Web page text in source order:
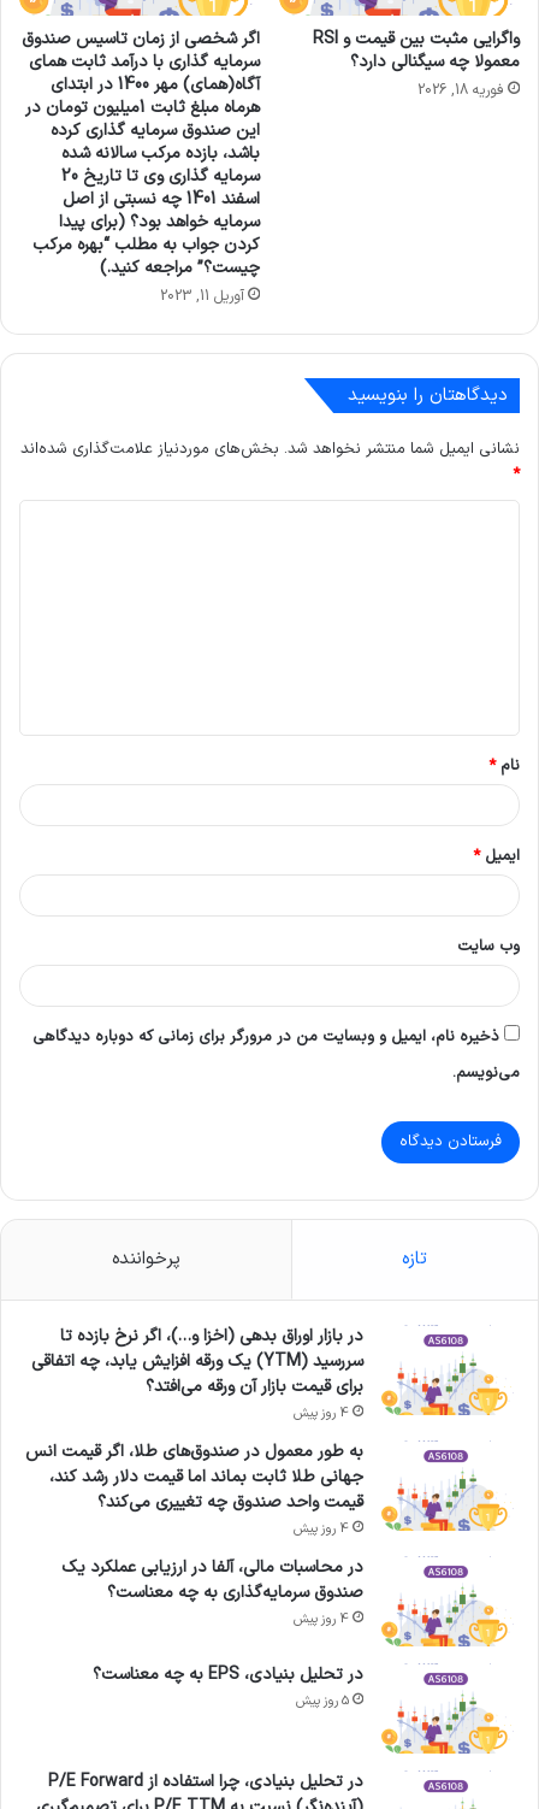
واگرایی مثبت بین قیمت و RSI
معمولا چه سیگنالی دارد؟
فوریه 18, 2026
اگر شخصی از زمان تاسیس صندوق
سرمایه گذاری با درآمد ثابت همای
آگاه(همای) مهر 1400 در ابتدای
هرماه مبلغ ثابت 1میلیون تومان در
این صندوق سرمایه گذاری کرده
باشد، بازده مرکب سالانه شده
سرمایه گذاری وی تا تاریخ 20
اسفند 1401 چه نسبتی از اصل
سرمایه خواهد بود؟ (برای پیدا
کردن جواب به مطلب “بهره مرکب
چیست؟” مراجعه کنید.)
آوریل 11, 2023
دیدگاهتان را بنویسید
نشانی ایمیل شما منتشر نخواهد شد. بخش‌های موردنیاز علامت‌گذاری شده‌اند
*
*
نام*
ایمیل*
وب‌ سایت
ذخیره نام، ایمیل و وبسایت من در مرورگر برای زمانی که دوباره دیدگاهی
می‌نویسم.
تازه پرخواننده
در بازار اوراق بدهی (اخزا و…)، اگر نرخ بازده تا
سررسید (YTM) یک ورقه افزایش یابد، چه اتفاقی
برای قیمت بازار آن ورقه می‌افتد؟
4 روز پیش
به طور معمول در صندوق‌های طلا، اگر قیمت انس
جهانی طلا ثابت بماند اما قیمت دلار رشد کند،
قیمت واحد صندوق چه تغییری می‌کند؟
4 روز پیش
در محاسبات مالی، آلفا در ارزیابی عملکرد یک
صندوق سرمایه‌گذاری به چه معناست؟
4 روز پیش
در تحلیل بنیادی، EPS به چه معناست؟
5 روز پیش
در تحلیل بنیادی، چرا استفاده از P/E Forward